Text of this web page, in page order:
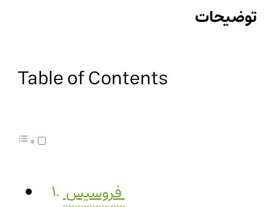
توضیحات
Table of Contents
فروسیس